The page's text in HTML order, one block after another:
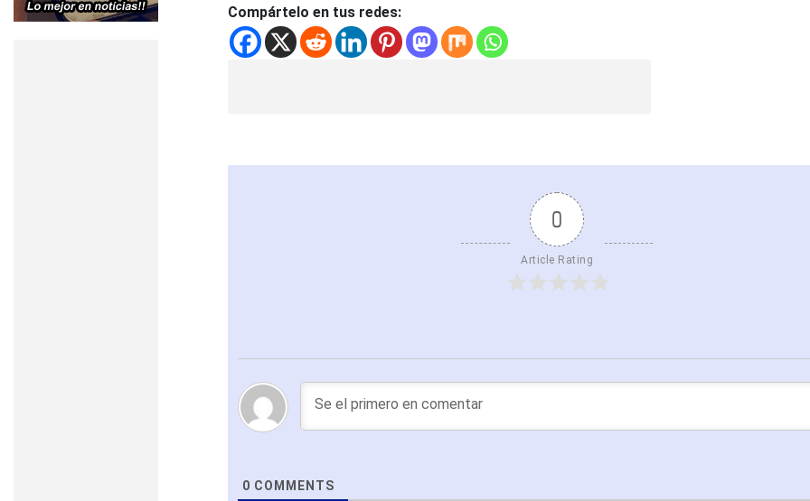
Compártelo en tus redes:
0
Article Rating
0 COMMENTS